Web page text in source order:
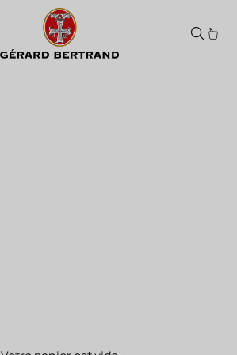
L’Hospitalitas 2022 6x75cl Caisse Bois